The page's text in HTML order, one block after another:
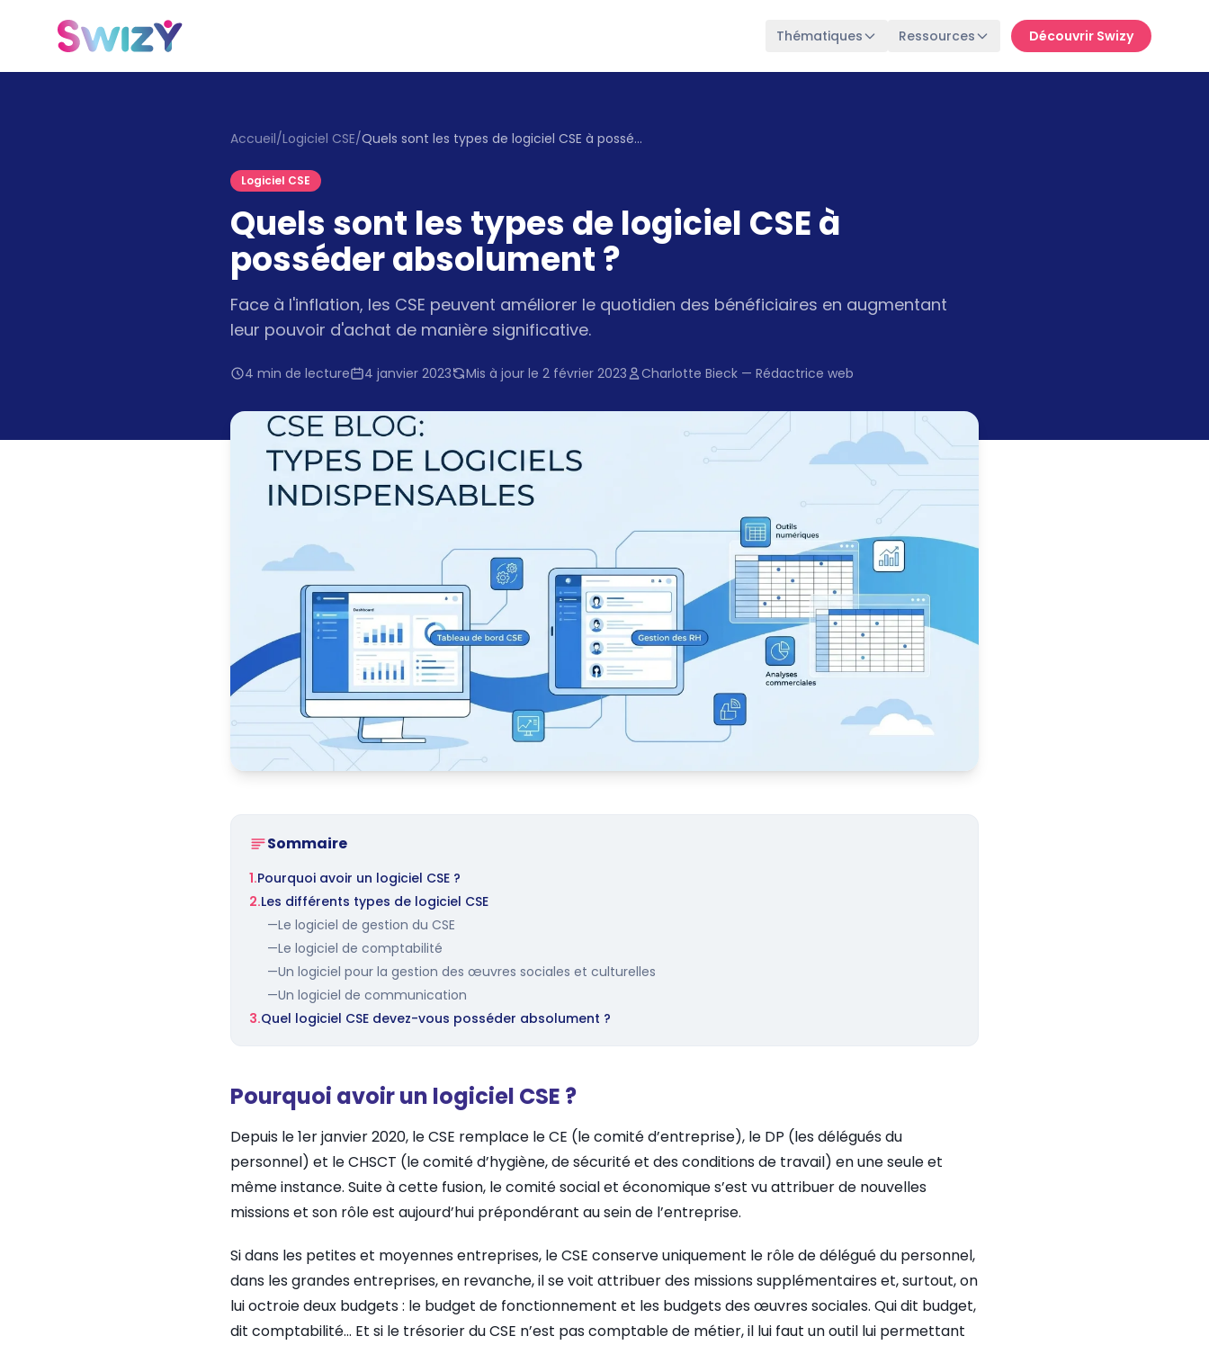
Thématiques Ressources Découvrir Swizy
Accueil/Logiciel CSE/ Quels sont les types de logiciel CSE à posséder absolument ?
Logiciel CSE
Quels sont les types de logiciel CSE à
posséder absolument ?
Face à l'inflation, les CSE peuvent améliorer le quotidien des bénéficiaires en augmentant
leur pouvoir d'achat de manière significative.
4 min de lecture 4 janvier 2023 Mis à jour le 2 février 2023 Charlotte Bieck — Rédactrice web
Sommaire
1.Pourquoi avoir un logiciel CSE ?
2.Les différents types de logiciel CSE
—Le logiciel de gestion du CSE
—Le logiciel de comptabilité
—Un logiciel pour la gestion des œuvres sociales et culturelles
—Un logiciel de communication
3.Quel logiciel CSE devez-vous posséder absolument ?
Pourquoi avoir un logiciel CSE ?
Depuis le 1er janvier 2020, le CSE remplace le CE (le comité d’entreprise), le DP (les délégués du
personnel) et le CHSCT (le comité d’hygiène, de sécurité et des conditions de travail) en une seule et
même instance. Suite à cette fusion, le comité social et économique s’est vu attribuer de nouvelles
missions et son rôle est aujourd’hui prépondérant au sein de l’entreprise.
Si dans les petites et moyennes entreprises, le CSE conserve uniquement le rôle de délégué du personnel,
dans les grandes entreprises, en revanche, il se voit attribuer des missions supplémentaires et, surtout, on
lui octroie deux budgets : le budget de fonctionnement et les budgets des œuvres sociales. Qui dit budget,
dit comptabilité… Et si le trésorier du CSE n’est pas comptable de métier, il lui faut un outil lui permettant